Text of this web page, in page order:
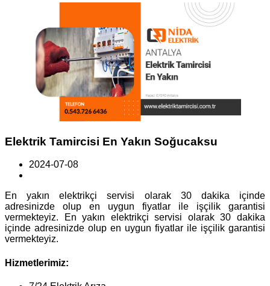
Elektrik Tamircisi En Yakın Soğucaksu
2024-07-08
En yakın elektrikçi servisi olarak 30 dakika içinde
adresinizde olup en uygun fiyatlar ile işçilik garantisi
vermekteyiz. En yakın elektrikçi servisi olarak 30 dakika
içinde adresinizde olup en uygun fiyatlar ile işçilik garantisi
vermekteyiz.
Hizmetlerimiz: